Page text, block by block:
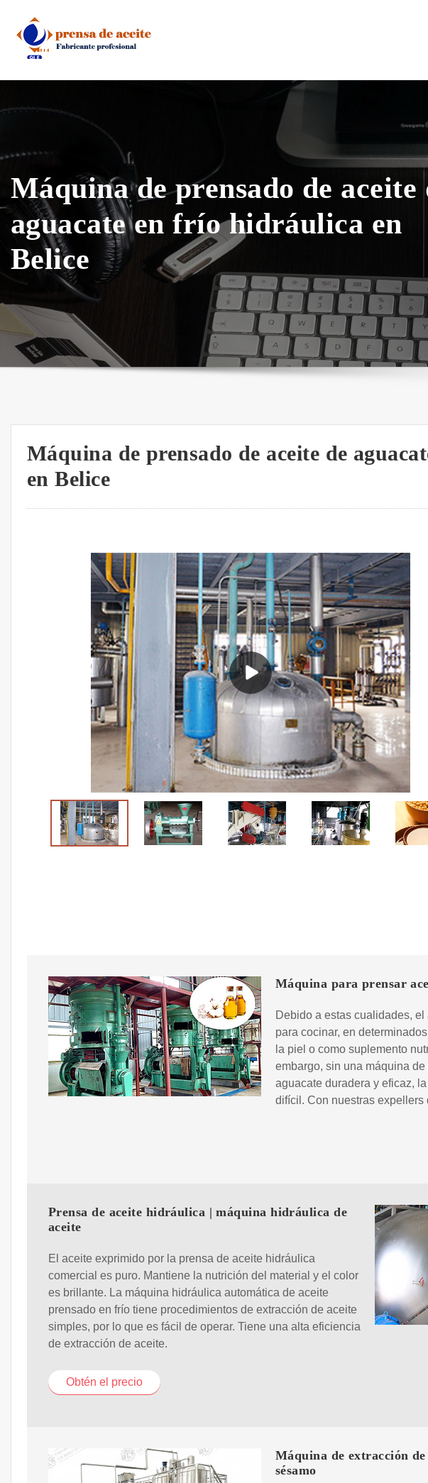
content
Máquina de prensado de aceite
aguacate en frío hidráulica en
Belice
Máquina de prensado de aceite de
en Belice
Máquina para prensar
Debido a estas cualidades,
para cocinar, en
la piel o como suplemento
embargo, sin una máquina
aguacate duradera y eficaz,
difícil. Con nuestras expellers
Prensa de aceite hidráulica | máquina hidráulica de
aceite
El aceite exprimido por la prensa de aceite hidráulica
comercial es puro. Mantiene la nutrición del material y el color
es brillante. La máquina hidráulica automática de aceite
prensado en frío tiene procedimientos de extracción de aceite
simples, por lo que es fácil de operar. Tiene una alta eficiencia
de extracción de aceite.
Obtén el precio
Máquina de extracción
sésamo